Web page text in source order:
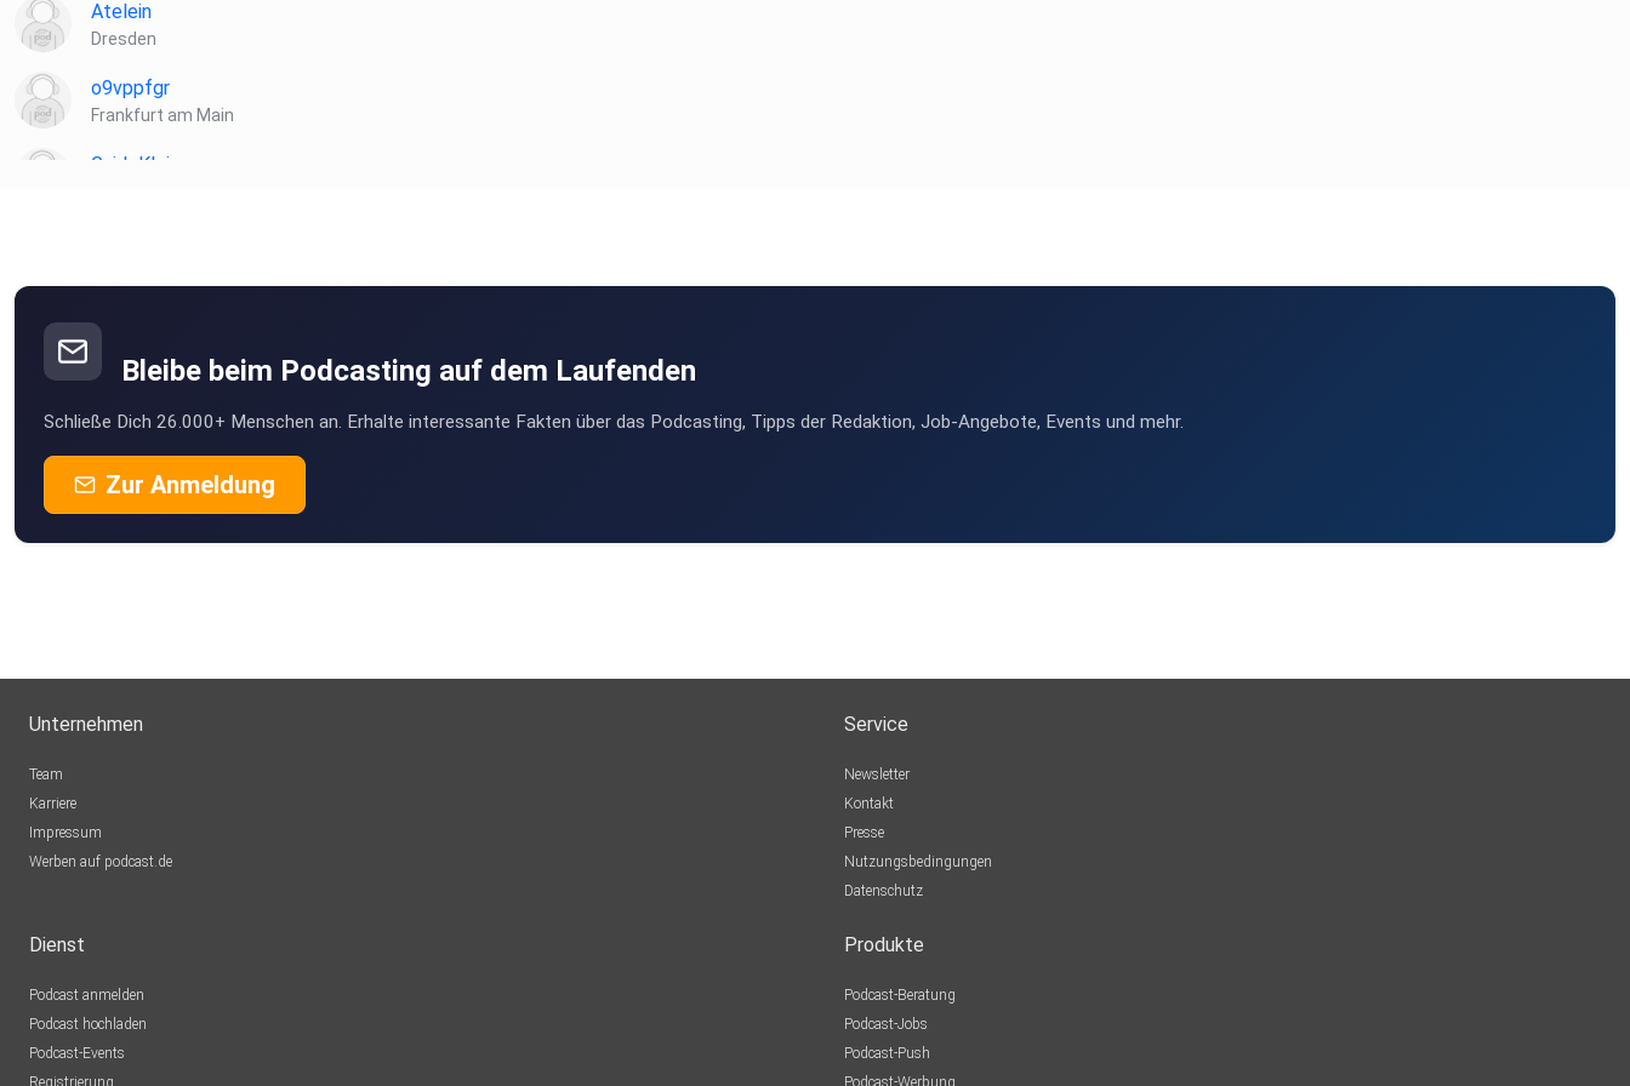
Atelein
Dresden
o9vppfgr
Frankfurt am Main
GuidoKlein
Bleibe beim Podcasting auf dem Laufenden
Schließe Dich 26.000+ Menschen an. Erhalte interessante Fakten über das Podcasting, Tipps der Redaktion, Job-Angebote, Events und mehr.
Zur Anmeldung
Unternehmen
Team
Karriere
Impressum
Werben auf podcast.de
Service
Newsletter
Kontakt
Presse
Nutzungsbedingungen
Datenschutz
Dienst
Podcast anmelden
Podcast hochladen
Podcast-Events
Registrierung
Produkte
Podcast-Beratung
Podcast-Jobs
Podcast-Push
Podcast-Werbung